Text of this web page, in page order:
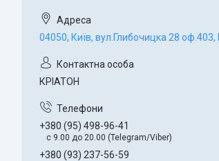
04050, Київ, вул.Глибочицка 28 оф.403,
КРІАТОН
+380 (95) 498-96-41
с 9.00 до 20.00 (Telegram/Viber)
+380 (93) 237-56-59